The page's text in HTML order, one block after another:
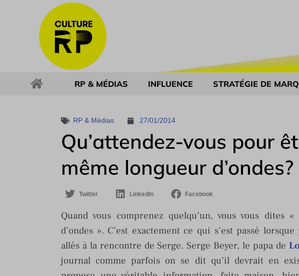
RP & MÉDIAS INFLUENCE STRATÉGIE DE
RP & Médias 27/01/2014
Qu’attendez-vous pour
même longueur d’ondes?
Twitter LinkedIn Facebook
Quand vous comprenez quelqu’un, vous vous dites
d’ondes ». C’est exactement ce qui s’est passé
allés à la rencontre de Serge. Serge Beyer, le papa de
journal comme parfois on se dit qu’il devrait en